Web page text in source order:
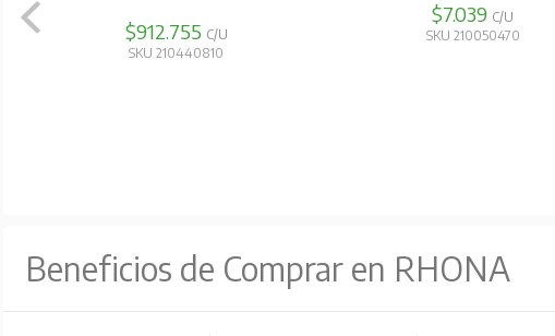
$912.755 C/U
SKU 210440810
$7.039 C/U
SKU 210050470
Beneficios de Comprar en RHONA